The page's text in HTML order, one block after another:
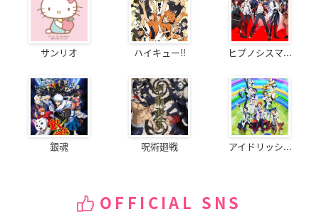
サンリオ ハイキュー!! ヒプノシスマ...
銀魂 呪術廻戦 アイドリッシ...
OFFICIAL SNS